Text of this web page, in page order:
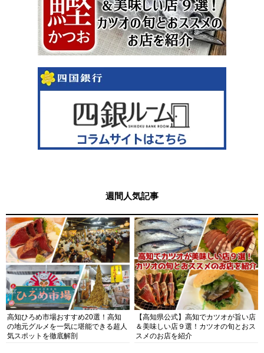
週間人気記事
高知ひろめ市場おすすめ20選！高知
の地元グルメを一気に堪能できる超人
気スポットを徹底解剖
【高知県公式】高知でカツオが旨い店
＆美味しい店９選！カツオの旬とおス
スメのお店を紹介